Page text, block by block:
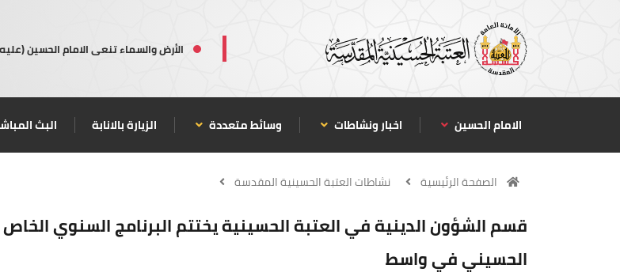
الأرض والسماء تنعى الامام الحسين
الامام الحسين اخبار ونشاطات وسائط متعددة الزيارة بالانابة البث
الصفحة الرئيسية نشاطات العتبة الحسينية المقدسة
قسم الشؤون الدينية في العتبة الحسينية يختتم البرنامج السنوي الخاص
الحسيني في واسط